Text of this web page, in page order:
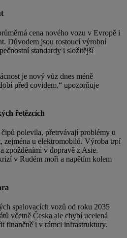
cena nového vozu v Evropě i
Důvodem jsou rostoucí výrobní
standardy i složitější
je nový vůz dnes méně
před covidem,“ upozorňuje
řetězcích
čipů polevila, přetrvávají problémy u
zejména u elektromobilů. Výroba trpí
zpožděními v dopravě z Asie.
v Rudém moři a napětím kolem
spalovacích vozů od roku 2035
včetně Česka ale chybí ucelená
finančně i v rámci infrastruktury.